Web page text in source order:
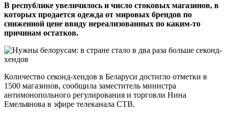
В республике увеличилось и число стоковых магазинов, в
которых продается одежда от мировых брендов по
сниженной цене ввиду нереализованных по каким-то
причинам остатков.
Количество секонд-хендов в Беларуси достигло отметки в
1500 магазинов, сообщила заместитель министра
антимонопольного регулирования и торговли Нина
Емельянова в эфире телеканала СТВ.